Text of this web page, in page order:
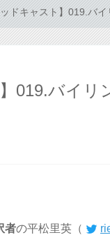
ッドキャスト】019.バ
019.バイ
者の平松里英（